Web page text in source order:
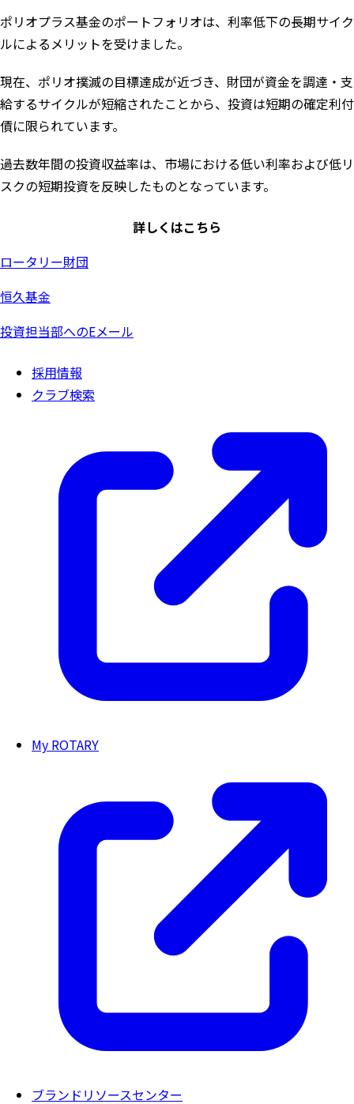
ポリオプラス基金のポートフォリオは、利率低下の長期サイク
ルによるメリットを受けました。
現在、ポリオ撲滅の目標達成が近づき、財団が資金を調達・支
給するサイクルが短縮されたことから、投資は短期の確定利付
債に限られています。
過去数年間の投資収益率は、市場における低い利率および低リ
スクの短期投資を反映したものとなっています。
詳しくはこちら
ロータリー財団
恒久基金
投資担当部へのEメール
採用情報
クラブ検索
My ROTARY
ブランドリソースセンター